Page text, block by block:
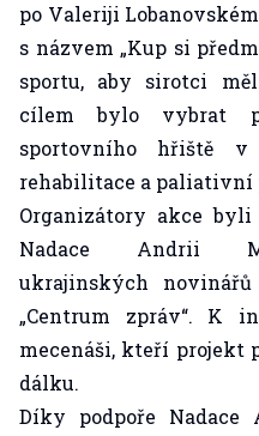
po Valeriji
s názvem „Kup si
sportu, aby sirotci
cílem bylo vybrat
sportovního hřiště v
rehabilitace a paliativní
Organizátory akce byli
Nadace Andrii
ukrajinských novinářů
„Centrum zpráv“. K
mecenáši, kteří projekt
dálku.
Díky podpoře